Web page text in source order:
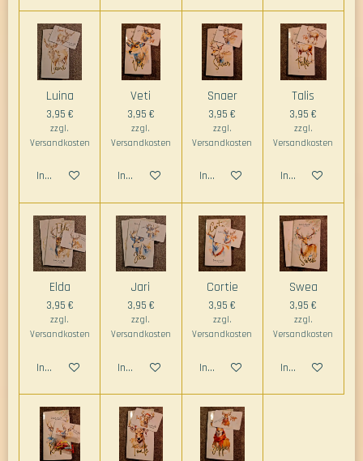
Luina
3,95 €
zzgl.
Versandkosten
In den Warenkorb
Veti
3,95 €
zzgl.
Versandkosten
In den Warenkorb
Snaer
3,95 €
zzgl.
Versandkosten
In den Warenkorb
Talis
3,95 €
zzgl.
Versandkosten
In den Warenkorb
Elda
3,95 €
zzgl.
Versandkosten
In den Warenkorb
Jari
3,95 €
zzgl.
Versandkosten
In den Warenkorb
Cortie
3,95 €
zzgl.
Versandkosten
In den Warenkorb
Swea
3,95 €
zzgl.
Versandkosten
In den Warenkorb